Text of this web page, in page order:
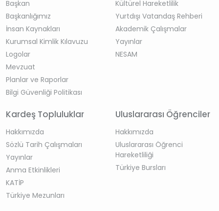
Başkan
Başkanlığımız
İnsan Kaynakları
Kurumsal Kimlik Kılavuzu
Logolar
Mevzuat
Planlar ve Raporlar
Bilgi Güvenliği Politikası
Kültürel Hareketlilik
Yurtdışı Vatandaş Rehberi
Akademik Çalışmalar
Yayınlar
NESAM
Kardeş Topluluklar
Hakkımızda
Sözlü Tarih Çalışmaları
Yayınlar
Anma Etkinlikleri
KATİP
Türkiye Mezunları
Uluslararası Öğrenciler
Hakkımızda
Uluslararası Öğrenci
Hareketliliği
Türkiye Bursları